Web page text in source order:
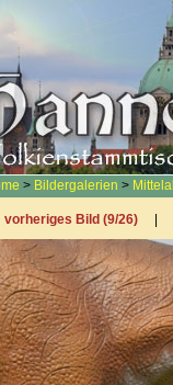
> Bildergalerien >
vorheriges Bild (9/26)